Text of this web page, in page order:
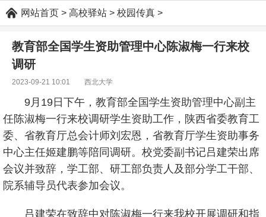
网站首页 > 高校驿站 > 校园传真 >
教育部全国学生资助管理中心陈淑梅一行来校
调研
2023-09-21 10:01 西北大学
9月19日下午，教育部全国学生资助管理中心副主
任陈淑梅一行来校调研学生资助工作，陕西省委教育工
委、省教育厅总会计师刘宏恩，省教育厅学生资助事务
中心主任姬建鹏等陪同调研。校党委副书记吕建荣出席
会议并致辞，学工部、研工部负责人及部分学工干部、
院系辅导员代表参加会议。
吕建荣在致辞中对陈淑梅一行来我校开展调研和指